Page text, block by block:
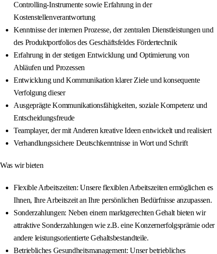
Controlling-Instrumente sowie Erfahrung in der
Kostenstellenverantwortung
Kenntnisse der internen Prozesse, der zentralen Dienstleistungen und
des Produktportfolios des Geschäftsfeldes Fördertechnik
Erfahrung in der stetigen Entwicklung und Optimierung von
Abläufen und Prozessen
Entwicklung und Kommunikation klarer Ziele und konsequente
Verfolgung dieser
Ausgeprägte Kommunikationsfähigkeiten, soziale Kompetenz und
Entscheidungsfreude
Teamplayer, der mit Anderen kreative Ideen entwickelt und realisiert
Verhandlungssichere Deutschkenntnisse in Wort und Schrift
Was wir bieten
Flexible Arbeitszeiten: Unsere flexiblen Arbeitszeiten ermöglichen es
Ihnen, Ihre Arbeitszeit an Ihre persönlichen Bedürfnisse anzupassen.
Sonderzahlungen: Neben einem marktgerechten Gehalt bieten wir
attraktive Sonderzahlungen wie z.B. eine Konzernerfolgsprämie oder
andere leistungsorientierte Gehaltsbestandteile.
Betriebliches Gesundheitsmanagement: Unser betriebliches